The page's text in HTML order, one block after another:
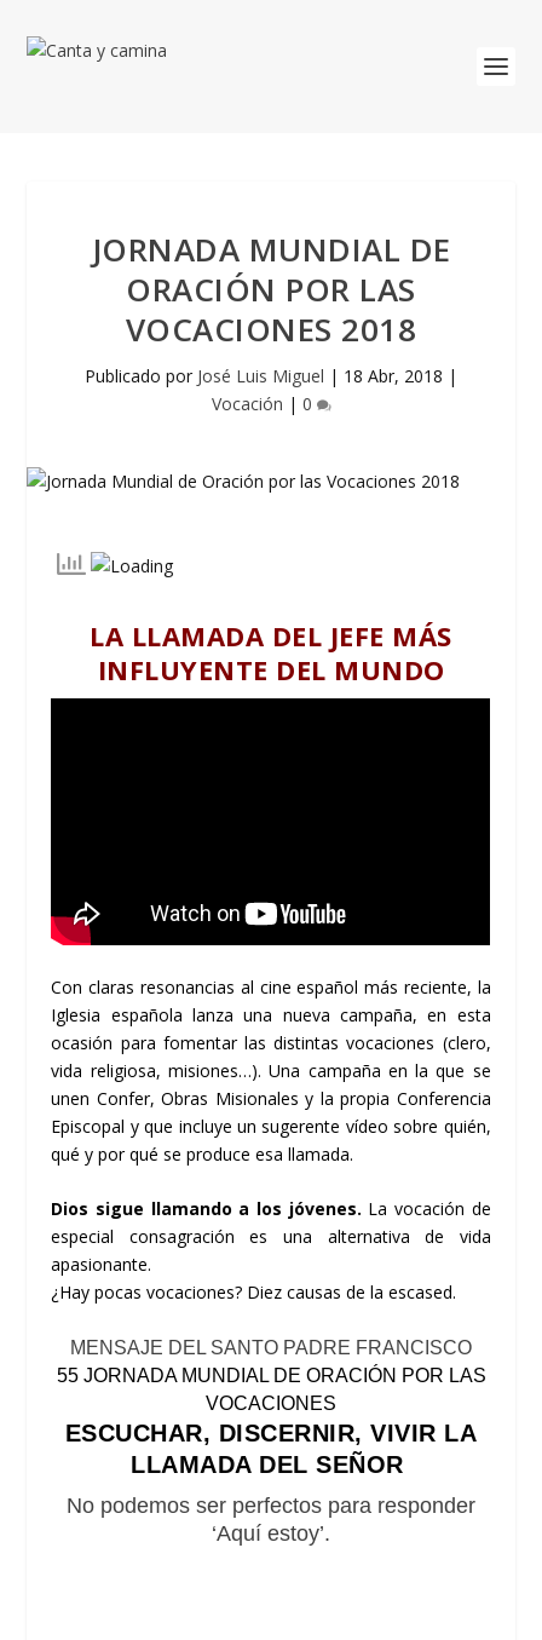
JORNADA MUNDIAL DE
ORACIÓN POR LAS
VOCACIONES 2018
Publicado por José Luis Miguel | 18 Abr, 2018 |
Vocación | 0
LA LLAMADA DEL JEFE MÁS
INFLUYENTE DEL MUNDO
Con claras resonancias al cine español más reciente, la
Iglesia española lanza una nueva campaña, en esta
ocasión para fomentar las distintas vocaciones (clero,
vida religiosa, misiones…). Una campaña en la que se
unen Confer, Obras Misionales y la propia Conferencia
Episcopal y que incluye un sugerente vídeo sobre quién,
qué y por qué se produce esa llamada.
Dios sigue llamando a los jóvenes. La vocación de
especial consagración es una alternativa de vida
apasionante.
¿Hay pocas vocaciones? Diez causas de la escased.
MENSAJE DEL SANTO PADRE FRANCISCO
55 JORNADA MUNDIAL DE ORACIÓN POR LAS
VOCACIONES
ESCUCHAR, DISCERNIR, VIVIR LA
LLAMADA DEL SEÑOR
No podemos ser perfectos para responder
‘Aquí estoy’.